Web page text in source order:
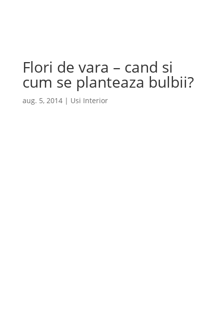
Flori de vara – cand si
cum se planteaza bulbii?
aug. 5, 2014| Usi Interior